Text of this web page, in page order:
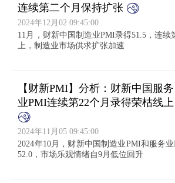
连续第二个月保持扩张
2024年12月02 09:45:00
11月，财新中国制造业PMI录得51.5，连续
上，制造业市场供求扩张加速
【财新PMI】分析：财新中国服务
业PMI连续第22个月录得荣枯线上
2024年11月05 09:45:00
2024年10月，财新中国制造业PMI和服务
52.0，市场乐观情绪自9月低位回升